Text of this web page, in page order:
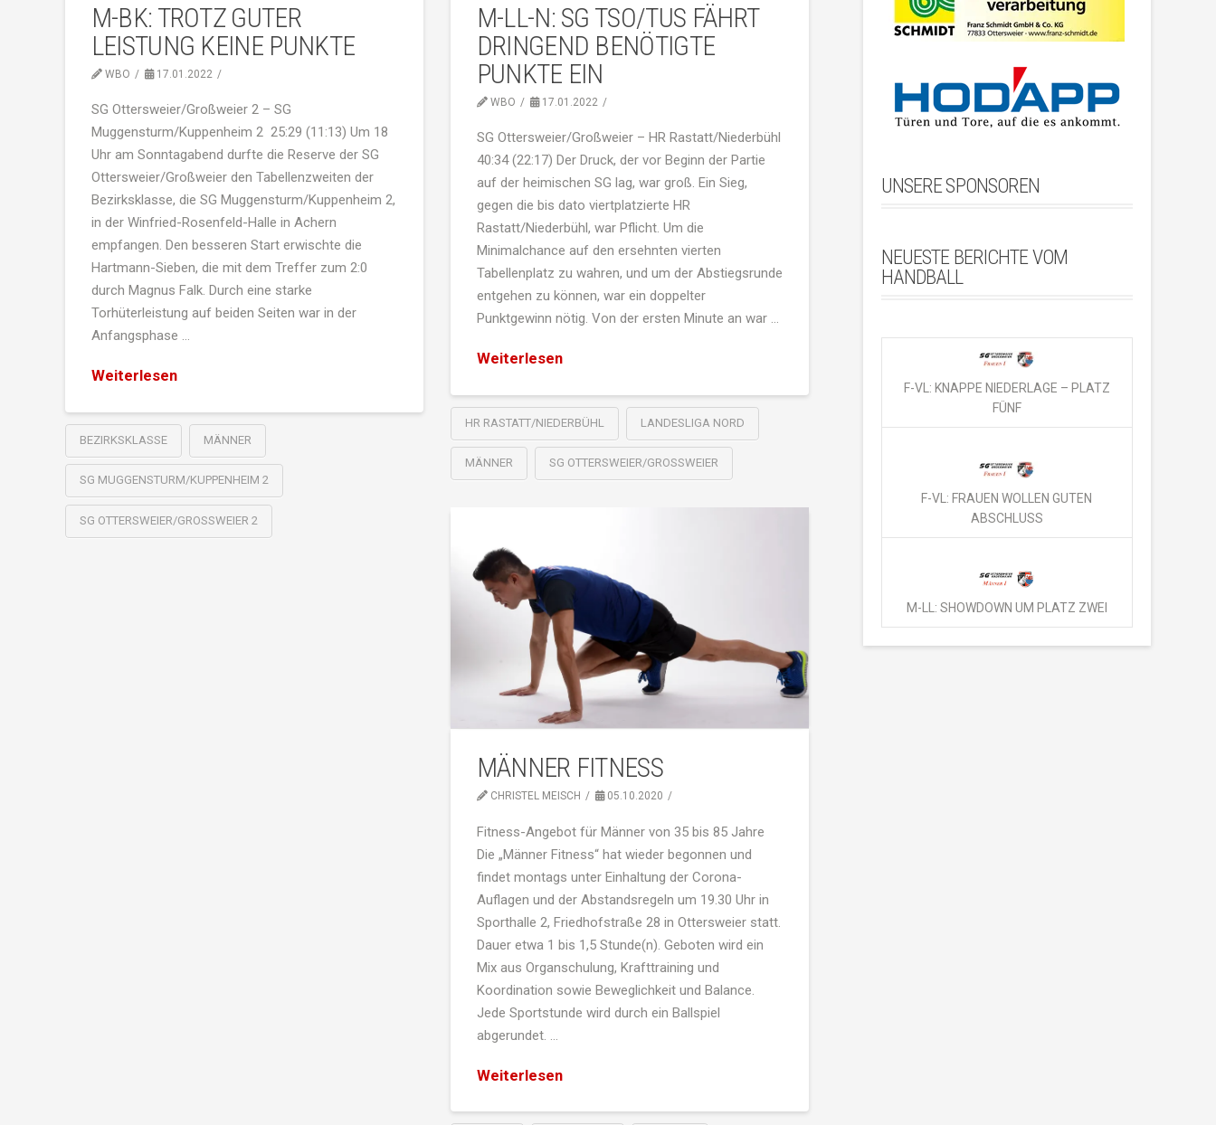
M-BK: TROTZ GUTER
LEISTUNG KEINE PUNKTE
WBO 17.01.2022
SG Ottersweier/Großweier 2 – SG
Muggensturm/Kuppenheim 2 25:29 (11:13) Um 18
Uhr am Sonntagabend durfte die Reserve der SG
Ottersweier/Großweier den Tabellenzweiten der
Bezirksklasse, die SG Muggensturm/Kuppenheim 2,
in der Winfried-Rosenfeld-Halle in Achern
empfangen. Den besseren Start erwischte die
Hartmann-Sieben, die mit dem Treffer zum 2:0
durch Magnus Falk. Durch eine starke
Torhüterleistung auf beiden Seiten war in der
Anfangsphase …
Weiterlesen
BEZIRKSKLASSE MÄNNER
SG MUGGENSTURM/KUPPENHEIM 2
SG OTTERSWEIER/GROSSWEIER 2
M-LL-N: SG TSO/TUS FÄHRT
DRINGEND BENÖTIGTE
PUNKTE EIN
WBO 17.01.2022
SG Ottersweier/Großweier – HR Rastatt/Niederbühl
40:34 (22:17) Der Druck, der vor Beginn der Partie
auf der heimischen SG lag, war groß. Ein Sieg,
gegen die bis dato viertplatzierte HR
Rastatt/Niederbühl, war Pflicht. Um die
Minimalchance auf den ersehnten vierten
Tabellenplatz zu wahren, und um der Abstiegsrunde
entgehen zu können, war ein doppelter
Punktgewinn nötig. Von der ersten Minute an war …
Weiterlesen
HR RASTATT/NIEDERBÜHL LANDESLIGA NORD
MÄNNER SG OTTERSWEIER/GROSSWEIER
MÄNNER FITNESS
CHRISTEL MEISCH 05.10.2020
Fitness-Angebot für Männer von 35 bis 85 Jahre
Die „Männer Fitness“ hat wieder begonnen und
findet montags unter Einhaltung der Corona-
Auflagen und der Abstandsregeln um 19.30 Uhr in
Sporthalle 2, Friedhofstraße 28 in Ottersweier statt.
Dauer etwa 1 bis 1,5 Stunde(n). Geboten wird ein
Mix aus Organschulung, Krafttraining und
Koordination sowie Beweglichkeit und Balance.
Jede Sportstunde wird durch ein Ballspiel
abgerundet. …
Weiterlesen
UNSERE SPONSOREN
NEUESTE BERICHTE VOM
HANDBALL
F-VL: KNAPPE NIEDERLAGE – PLATZ
FÜNF
F-VL: FRAUEN WOLLEN GUTEN
ABSCHLUSS
M-LL: SHOWDOWN UM PLATZ ZWEI